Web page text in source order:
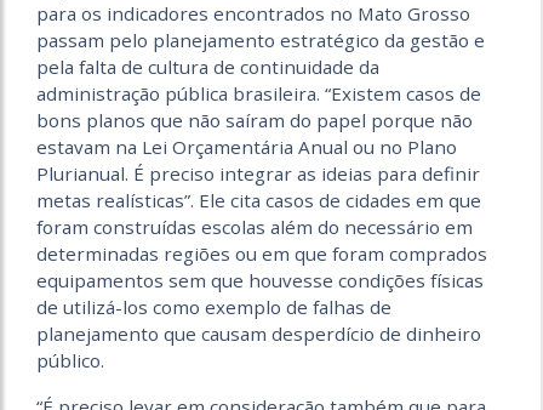
para os indicadores encontrados no Mato Grosso
passam pelo planejamento estratégico da gestão e
pela falta de cultura de continuidade da
administração pública brasileira. “Existem casos de
bons planos que não saíram do papel porque não
estavam na Lei Orçamentária Anual ou no Plano
Plurianual. É preciso integrar as ideias para definir
metas realísticas”. Ele cita casos de cidades em que
foram construídas escolas além do necessário em
determinadas regiões ou em que foram comprados
equipamentos sem que houvesse condições físicas
de utilizá-los como exemplo de falhas de
planejamento que causam desperdício de dinheiro
público.